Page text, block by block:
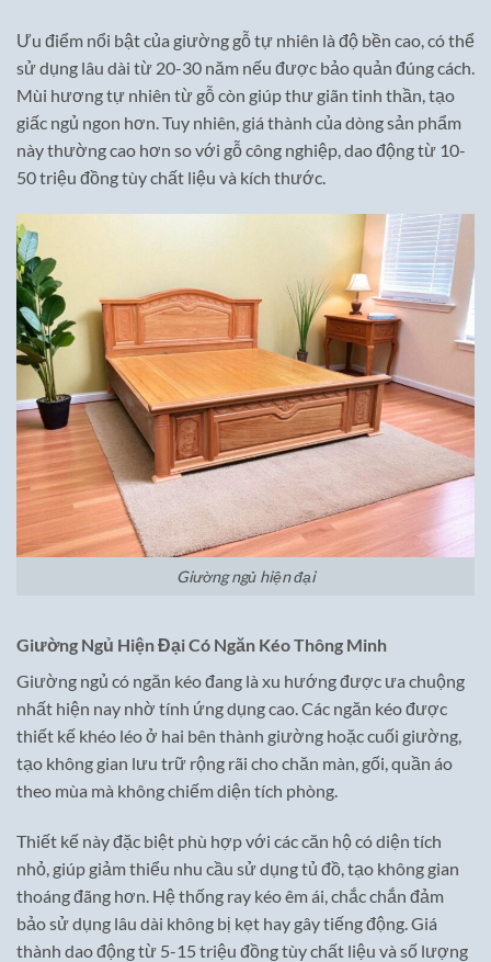
Ưu điểm nổi bật của giường gỗ tự nhiên là độ bền cao, có thể
sử dụng lâu dài từ 20-30 năm nếu được bảo quản đúng cách.
Mùi hương tự nhiên từ gỗ còn giúp thư giãn tinh thần, tạo
giấc ngủ ngon hơn. Tuy nhiên, giá thành của dòng sản phẩm
này thường cao hơn so với gỗ công nghiệp, dao động từ 10-
50 triệu đồng tùy chất liệu và kích thước.
Giường ngủ hiện đại
Giường Ngủ Hiện Đại Có Ngăn Kéo Thông Minh
Giường ngủ có ngăn kéo đang là xu hướng được ưa chuộng
nhất hiện nay nhờ tính ứng dụng cao. Các ngăn kéo được
thiết kế khéo léo ở hai bên thành giường hoặc cuối giường,
tạo không gian lưu trữ rộng rãi cho chăn màn, gối, quần áo
theo mùa mà không chiếm diện tích phòng.
Thiết kế này đặc biệt phù hợp với các căn hộ có diện tích
nhỏ, giúp giảm thiểu nhu cầu sử dụng tủ đồ, tạo không gian
thoáng đãng hơn. Hệ thống ray kéo êm ái, chắc chắn đảm
bảo sử dụng lâu dài không bị kẹt hay gây tiếng động. Giá
thành dao động từ 5-15 triệu đồng tùy chất liệu và số lượng